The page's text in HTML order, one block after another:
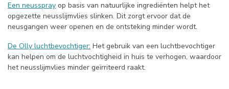
Een neusspray op basis van natuurlijke ingrediënten helpt het
opgezette neusslijmvlies slinken. Dit zorgt ervoor dat de
neusgangen weer openen en de ontsteking minder wordt.
De Olly luchtbevochtiger: Het gebruik van een luchtbevochtiger
kan helpen om de luchtvochtigheid in huis te verhogen, waardoor
het neusslijmvlies minder geïrriteerd raakt.